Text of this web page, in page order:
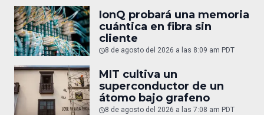
IonQ probará una memoria
cuántica en fibra sin
cliente
8 de agosto del 2026 a las 8:09 am PDT
MIT cultiva un
superconductor de un
átomo bajo grafeno
8 de agosto del 2026 a las 7:08 am PDT